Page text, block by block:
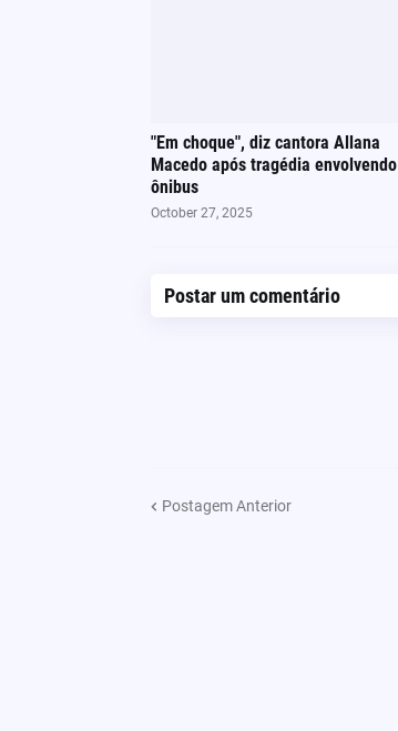
"Em choque", diz cantora Allana
Macedo após tragédia envolvendo
ônibus
October 27, 2025
Postar um comentário
Postagem Anterior